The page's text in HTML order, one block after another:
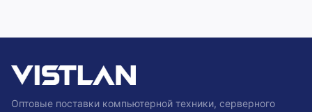
Оптовые поставки компьютерной техники, серверного